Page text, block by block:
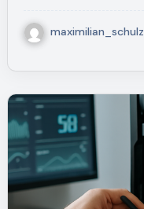
maximilian_schulz